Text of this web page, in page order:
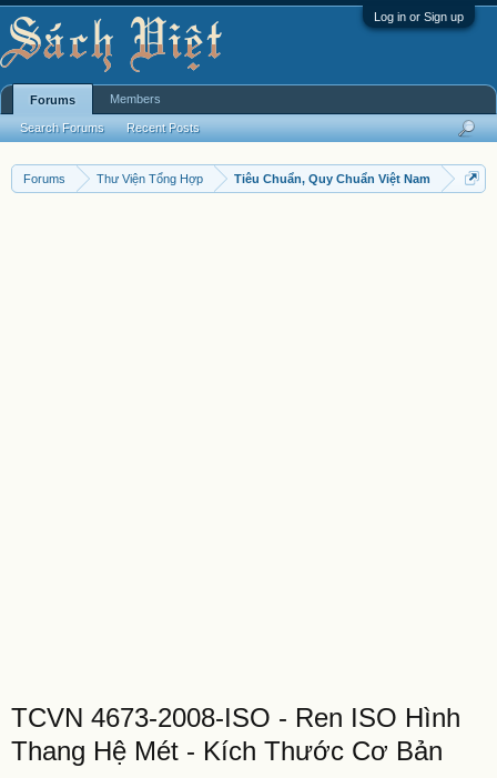
Log in or Sign up
Forums Thư Viện Tổng Hợp Tiêu Chuẩn, Quy Chuẩn Việt Nam
TCVN 4673-2008-ISO - Ren ISO Hình
Thang Hệ Mét - Kích Thước Cơ Bản
Forums
Search Forums Recent Posts
Members